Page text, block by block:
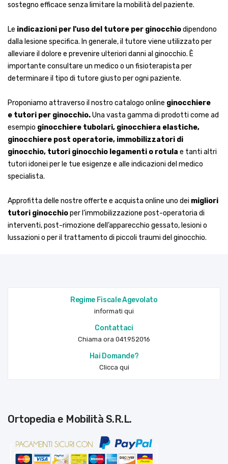
sostegno efficace senza limitare la mobilità del paziente.
Le indicazioni per l'uso del tutore per ginocchiodipendono
dalla lesione specifica. In generale, il tutore viene utilizzato per
alleviare il dolore e prevenire ulteriori danni al ginocchio. È
importante consultare un medico o un fisioterapista per
determinare il tipo di tutore giusto per ogni paziente.
Proponiamo attraverso il nostro catalogo online ginocchiere
e tutori per ginocchio.Una vasta gamma di prodotti come ad
esempio ginocchiere tubolari, ginocchiera elastiche,
ginocchiere post operatorie, immobilizzatori di
ginocchio, tutori ginocchio legamenti o rotula e tanti altri
tutori idonei per le tue esigenze e alle indicazioni del medico
specialista.
Approfitta delle nostre offerte e acquista online uno dei migliori
tutori ginocchioper l’immobilizzazione post-operatoria di
interventi, post-rimozione dell’apparecchio gessato, lesioni o
lussazioni o per il trattamento di piccoli traumi del ginocchio.
Regime Fiscale Agevolato
informati qui
Contattaci
Chiama ora 041.952016
Hai Domande?
Clicca qui
Ortopedia e Mobilità S.R.L.